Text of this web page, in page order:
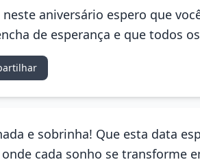
aniversário espero que
de esperança e que todos
e sobrinha! Que esta data
cada sonho se transforme